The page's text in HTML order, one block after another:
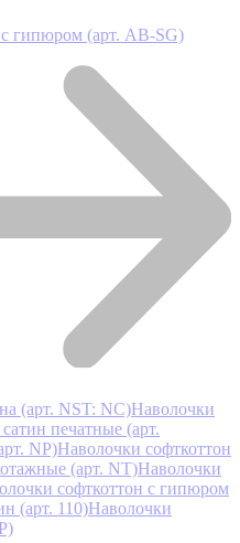
с гипюром (арт. AB-SG)
(арт. NST: NC)Наволочки
печатные (арт.
NP)Наволочки софткоттон
(арт. NT)Наволочки
софткоттон с гипюром
(арт. 110)Наволочки